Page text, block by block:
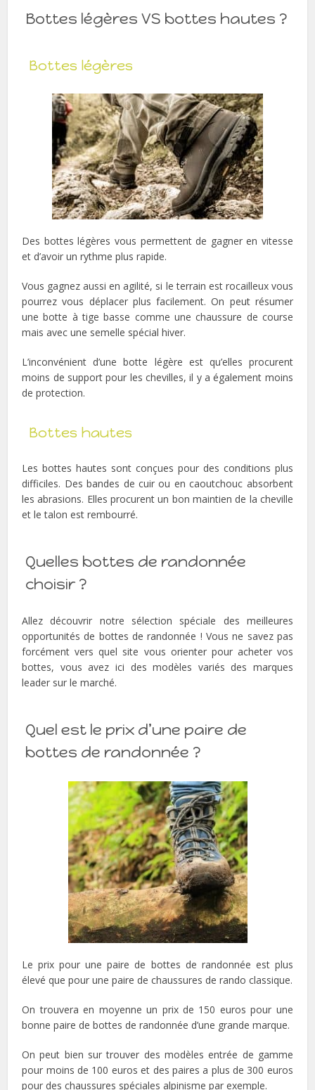
Bottes légères VS bottes hautes ?
Bottes légères
Des bottes légères vous permettent de gagner en vitesse
et d’avoir un rythme plus rapide.
Vous gagnez aussi en agilité, si le terrain est rocailleux vous
pourrez vous déplacer plus facilement. On peut résumer
une botte à tige basse comme une chaussure de course
mais avec une semelle spécial hiver.
L’inconvénient d’une botte légère est qu’elles procurent
moins de support pour les chevilles, il y a également moins
de protection.
Bottes hautes
Les bottes hautes sont conçues pour des conditions plus
difficiles. Des bandes de cuir ou en caoutchouc absorbent
les abrasions. Elles procurent un bon maintien de la cheville
et le talon est rembourré.
Quelles bottes de randonnée
choisir ?
Allez découvrir notre sélection spéciale des meilleures
opportunités de bottes de randonnée ! Vous ne savez pas
forcément vers quel site vous orienter pour acheter vos
bottes, vous avez ici des modèles variés des marques
leader sur le marché.
Quel est le prix d’une paire de
bottes de randonnée ?
Le prix pour une paire de bottes de randonnée est plus
élevé que pour une paire de chaussures de rando classique.
On trouvera en moyenne un prix de 150 euros pour une
bonne paire de bottes de randonnée d’une grande marque.
On peut bien sur trouver des modèles entrée de gamme
pour moins de 100 euros et des paires a plus de 300 euros
pour des chaussures spéciales alpinisme par exemple.